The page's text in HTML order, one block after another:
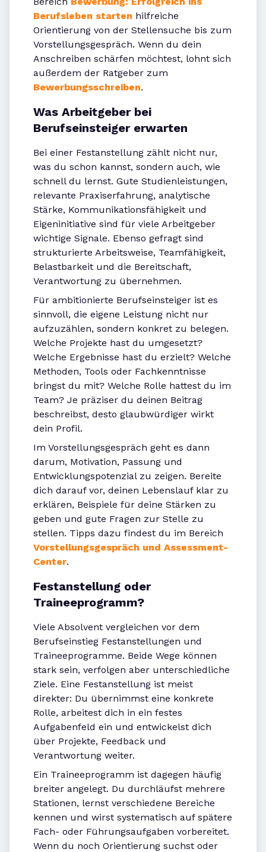
Berufsleben starten hilfreiche
Orientierung von der Stellensuche bis zum
Vorstellungsgespräch. Wenn du dein
Anschreiben schärfen möchtest, lohnt sich
außerdem der Ratgeber zum
Bewerbungsschreiben.
Was Arbeitgeber bei
Berufseinsteiger erwarten
Bei einer Festanstellung zählt nicht nur,
was du schon kannst, sondern auch, wie
schnell du lernst. Gute Studienleistungen,
relevante Praxiserfahrung, analytische
Stärke, Kommunikationsfähigkeit und
Eigeninitiative sind für viele Arbeitgeber
wichtige Signale. Ebenso gefragt sind
strukturierte Arbeitsweise, Teamfähigkeit,
Belastbarkeit und die Bereitschaft,
Verantwortung zu übernehmen.
Für ambitionierte Berufseinsteiger ist es
sinnvoll, die eigene Leistung nicht nur
aufzuzählen, sondern konkret zu belegen.
Welche Projekte hast du umgesetzt?
Welche Ergebnisse hast du erzielt? Welche
Methoden, Tools oder Fachkenntnisse
bringst du mit? Welche Rolle hattest du im
Team? Je präziser du deinen Beitrag
beschreibst, desto glaubwürdiger wirkt
dein Profil.
Im Vorstellungsgespräch geht es dann
darum, Motivation, Passung und
Entwicklungspotenzial zu zeigen. Bereite
dich darauf vor, deinen Lebenslauf klar zu
erklären, Beispiele für deine Stärken zu
geben und gute Fragen zur Stelle zu
stellen. Tipps dazu findest du im Bereich
Vorstellungsgespräch und Assessment-
Center.
Festanstellung oder
Traineeprogramm?
Viele Absolvent vergleichen vor dem
Berufseinstieg Festanstellungen und
Traineeprogramme. Beide Wege können
stark sein, verfolgen aber unterschiedliche
Ziele. Eine Festanstellung ist meist
direkter: Du übernimmst eine konkrete
Rolle, arbeitest dich in ein festes
Aufgabenfeld ein und entwickelst dich
über Projekte, Feedback und
Verantwortung weiter.
Ein Traineeprogramm ist dagegen häufig
breiter angelegt. Du durchläufst mehrere
Stationen, lernst verschiedene Bereiche
kennen und wirst systematisch auf spätere
Fach- oder Führungsaufgaben vorbereitet.
Wenn du noch Orientierung suchst oder